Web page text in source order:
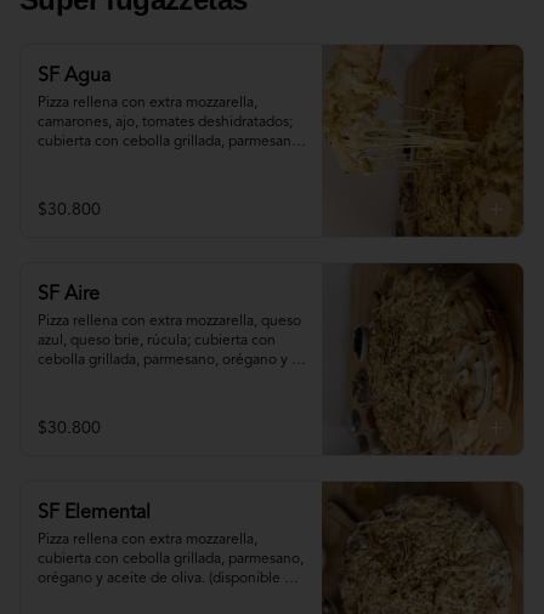
SF Agua
Pizza rellena con extra mozzarella,
camarones, ajo, tomates deshidratados;
cubierta con cebolla grillada, parmesano,
menos) 90 minutos de antelación)
$30.800
SF Aire
Pizza rellena con extra mozzarella, queso
azul, queso brie, rúcula; cubierta con
cebolla grillada, parmesano, orégano y
minutos de antelación)
$30.800
SF Elemental
Pizza rellena con extra mozzarella,
cubierta con cebolla grillada, parmesano,
orégano y aceite de oliva. (disponible